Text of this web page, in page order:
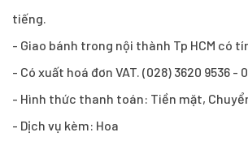
tiếng.
- Giao bánh trong nội thành Tp HCM có
- Có xuất hoá đơn VAT. (028) 3620 9536 -
- Hình thức thanh toán: Tiền mặt,
- Dịch vụ kèm: Hoa